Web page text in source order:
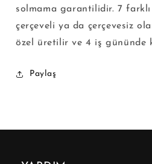
solmama garantilidir. 7
çerçeveli ya da çerçevesiz
özel üretilir ve 4 iş gününde
Paylaş